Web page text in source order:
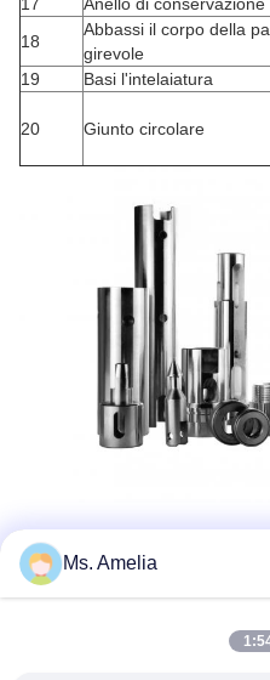
18
Abbassi il corpo della
girevole
19
Basi l'intelaiatura
20 Giunto circolare
Ms. Amelia